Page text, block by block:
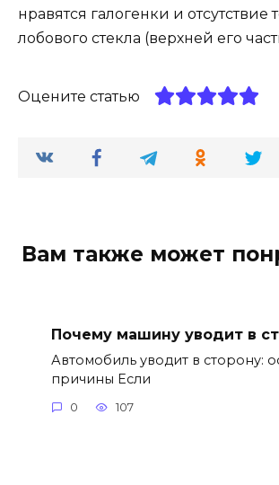
нравятся галогенки и отсутствие
лобового стекла (верхней его
Оцените статью
Вам также может
Почему машину уводит в
Автомобиль уводит в сторону:
причины Если
0 107